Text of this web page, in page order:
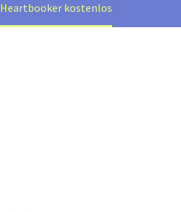
Heartbooker kostenlos